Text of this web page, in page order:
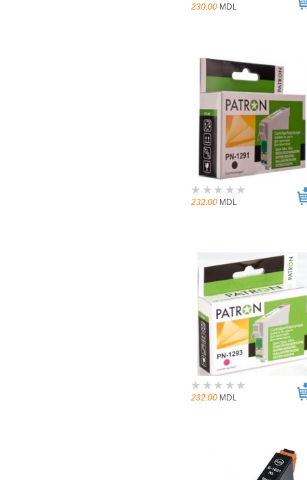
230.00 MDL
232.00 MDL
232.00 MDL